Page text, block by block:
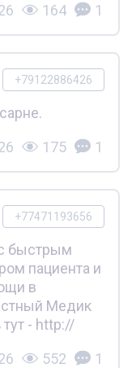
164 1
+79122886426
175 1
+77471193656
быстрым
пациента и
в
Медик
- http://
552 1